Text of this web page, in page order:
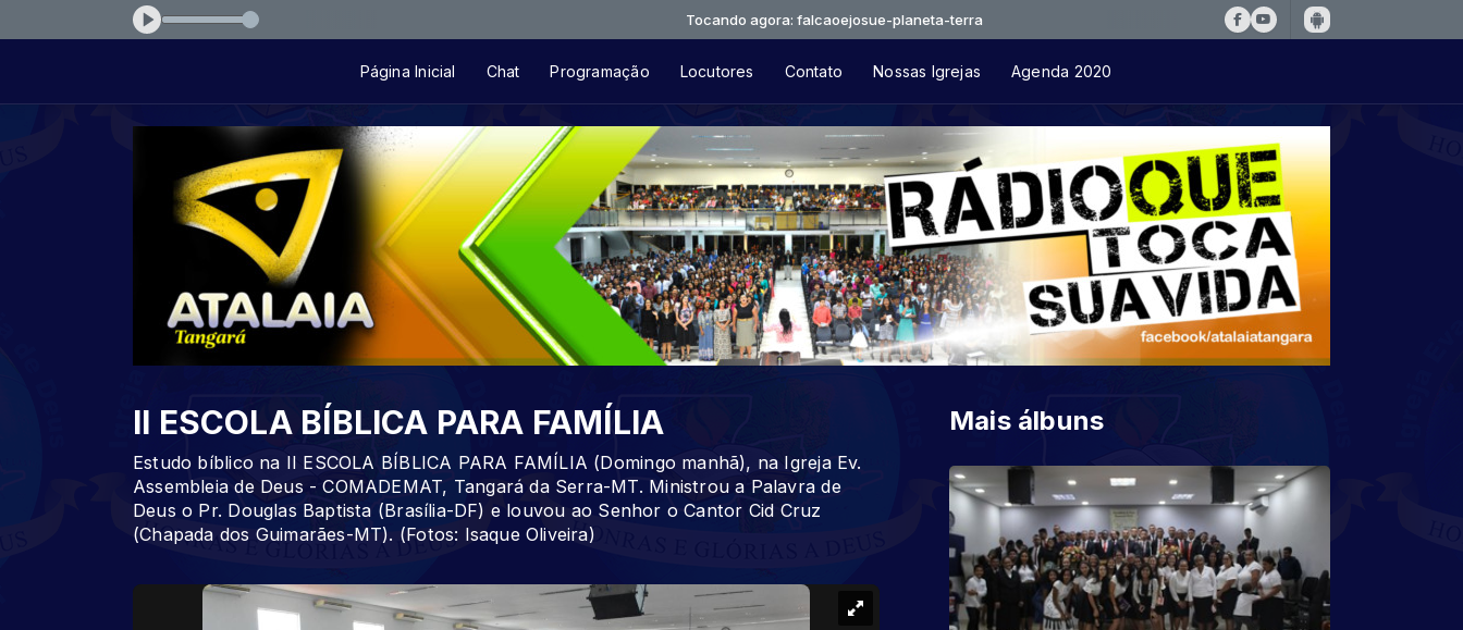
Tocando agora: falcaoejosue-planeta-terra
Página Inicial Chat Programação Locutores Contato Nossas Igrejas Agenda 2020
II ESCOLA BÍBLICA PARA FAMÍLIA
Estudo bíblico na II ESCOLA BÍBLICA PARA FAMÍLIA (Domingo manhã), na Igreja Ev.
Assembleia de Deus - COMADEMAT, Tangará da Serra-MT. Ministrou a Palavra de
Deus o Pr. Douglas Baptista (Brasília-DF) e louvou ao Senhor o Cantor Cid Cruz
(Chapada dos Guimarães-MT). (Fotos: Isaque Oliveira)
Mais álbuns